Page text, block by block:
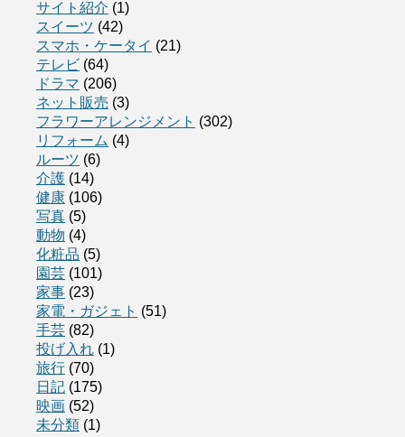
サイト紹介 (1)
スイーツ (42)
スマホ・ケータイ (21)
テレビ (64)
ドラマ (206)
ネット販売 (3)
フラワーアレンジメント (302)
リフォーム (4)
ルーツ (6)
介護 (14)
健康 (106)
写真 (5)
動物 (4)
化粧品 (5)
園芸 (101)
家事 (23)
家電・ガジェト (51)
手芸 (82)
投げ入れ (1)
旅行 (70)
日記 (175)
映画 (52)
未分類 (1)